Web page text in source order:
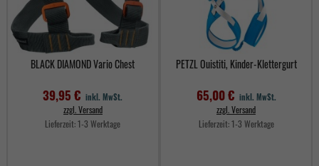
BLACK DIAMOND Vario Chest
39,95 € inkl. MwSt.
zzgl. Versand
Lieferzeit:1-3 Werktage
PETZL Ouistiti, Kinder-Klettergurt
65,00 € inkl. MwSt.
zzgl. Versand
Lieferzeit:1-3 Werktage